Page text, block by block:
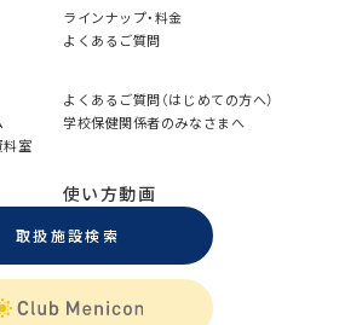
ラインナップ・料金
よくあるご質問
よくあるご質問（はじめての方へ）
学校保健関係者のみなさまへ
料室
使い方動画
取扱施設検索